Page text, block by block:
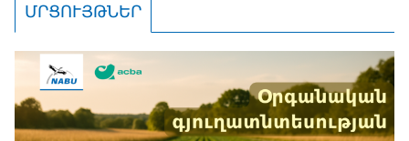
ՄՐՑՈՒՅԹՆԵՐ